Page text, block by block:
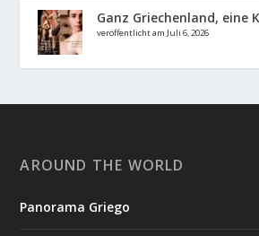
Ganz Griechenland, eine
veröffentlicht am Juli 6, 2026
AROUND THE WORLD
Panorama Griego